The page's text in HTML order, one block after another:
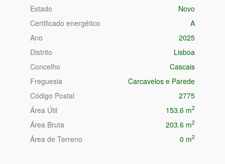
Estado
Novo
Certificado energético
A
Ano
2025
Distrito
Lisboa
Concelho
Cascais
Freguesia
Carcavelos e Parede
Código Postal
2775
Área Útil
153.6 m2
Área Bruta 203.6 m2
Área de Terreno 0 m2